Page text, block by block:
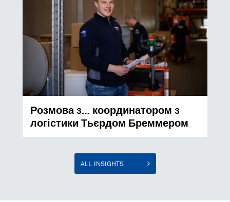
Розмова з… координатором з
логістики Тьєрдом Бреммером
ALL INSIGHTS